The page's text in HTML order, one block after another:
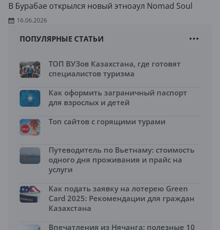
В Бурабае открылся новый этноаул Nomad Soul
16.06.2026
ПОПУЛЯРНЫЕ СТАТЬИ
ТОП ВУЗов Казахстана, где готовят
специалистов туризма
Как оформить заграничный паспорт
для взрослых и детей
Топ сайтов с горящими турами
Путеводитель по Вьетнаму: стоимость
одного дня проживания и прайс на
услуги
Как подать заявку на лотерею Green
Card 2025: Рекомендации для граждан
Казахстана
Впечатления из Нячанга: полезные 10